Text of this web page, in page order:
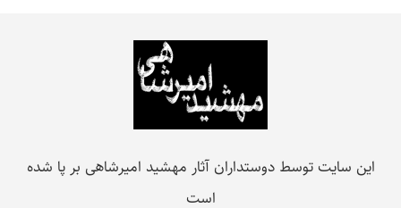
این سایت توسط دوستداران آثار مهشید امیرشاهی بر پا شده
است